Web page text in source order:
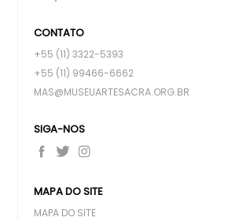
CONTATO
+55 (11) 3322-5393
+55 (11) 99466-6662
MAS@MUSEUARTESACRA.ORG.BR
SIGA-NOS
MAPA DO SITE
MAPA DO SITE